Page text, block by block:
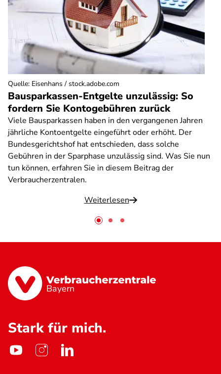
Bausparkassen-Entgelte unzulässig: So
fordern Sie Kontogebühren zurück
Viele Bausparkassen haben in den vergangenen Jahren
jährliche Kontoentgelte eingeführt oder erhöht. Der
Bundesgerichtshof hat entschieden, dass solche
Gebühren in der Sparphase unzulässig sind. Was Sie nun
tun können, erfahren Sie in diesem Beitrag der
Verbraucherzentralen.
Weiterlesen
Quelle: Eisenhans / stock.adobe.com
Bayern
Stark für mich.